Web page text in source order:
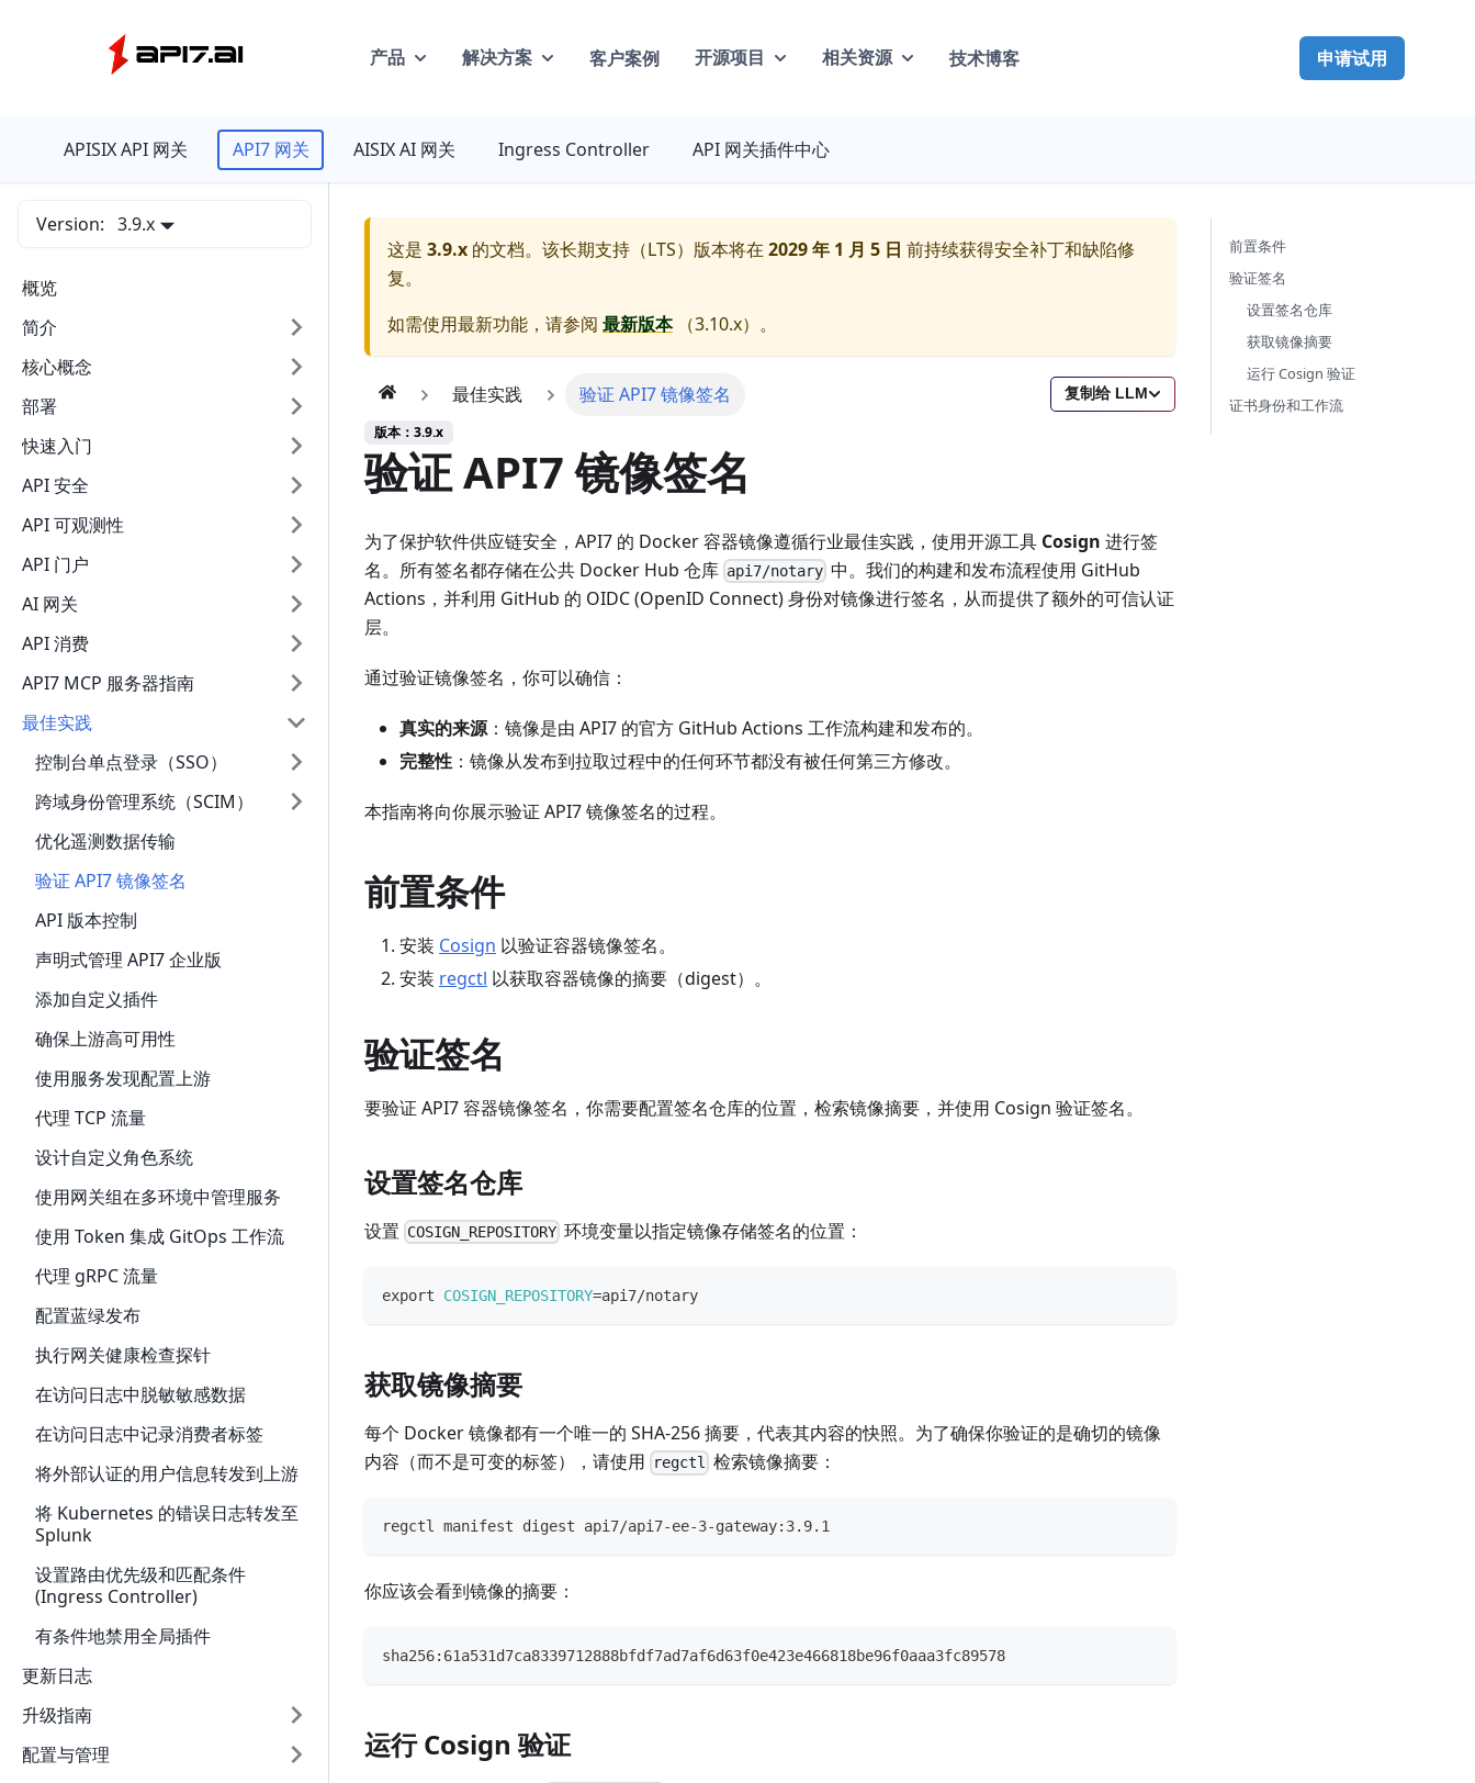
产品 解决方案 客户案例 开源项目 相关资源 技术博客 申请试用
APISIX API 网关 API7 网关 AISIX AI 网关 Ingress Controller API 网关插件中心
Version: 3.9.x
概览
简介
核心概念
部署
快速入门
API 安全
API 可观测性
API 门户
AI 网关
API 消费
API7 MCP 服务器指南
最佳实践
控制台单点登录（SSO）
跨域身份管理系统（SCIM）
优化遥测数据传输
验证 API7 镜像签名
API 版本控制
声明式管理 API7 企业版
添加自定义插件
确保上游高可用性
使用服务发现配置上游
代理 TCP 流量
设计自定义角色系统
使用网关组在多环境中管理服务
使用 Token 集成 GitOps 工作流
代理 gRPC 流量
配置蓝绿发布
执行网关健康检查探针
在访问日志中脱敏敏感数据
在访问日志中记录消费者标签
将外部认证的用户信息转发到上游
将 Kubernetes 的错误日志转发至
Splunk
设置路由优先级和匹配条件
(Ingress Controller)
有条件地禁用全局插件
更新日志
升级指南
配置与管理
这是 3.9.x 的文档。该长期支持（LTS）版本将在 2029 年 1 月 5 日 前持续获得安全补丁和缺陷修
复。
如需使用最新功能，请参阅 最新版本 （3.10.x）。
最佳实践 验证 API7 镜像签名 复制给 LLM
版本：3.9.x
验证 API7 镜像签名
为了保护软件供应链安全，API7 的 Docker 容器镜像遵循行业最佳实践，使用开源工具 Cosign 进行签
名。所有签名都存储在公共 Docker Hub 仓库 api7/notary 中。我们的构建和发布流程使用 GitHub
Actions，并利用 GitHub 的 OIDC (OpenID Connect) 身份对镜像进行签名，从而提供了额外的可信认证
层。
通过验证镜像签名，你可以确信：
真实的来源：镜像是由 API7 的官方 GitHub Actions 工作流构建和发布的。
完整性 ：镜像从发布到拉取过程中的任何环节都没有被任何第三方修改。
本指南将向你展示验证 API7 镜像签名的过程。
前置条件
安装 Cosign 以验证容器镜像签名。
安装 regctl 以获取容器镜像的摘要（digest）。
验证签名
要验证 API7 容器镜像签名，你需要配置签名仓库的位置，检索镜像摘要，并使用 Cosign 验证签名。
设置签名仓库
设置 COSIGN_REPOSITORY 环境变量以指定镜像存储签名的位置：
export COSIGN_REPOSITORY=api7/notary
获取镜像摘要
每个 Docker 镜像都有一个唯一的 SHA-256 摘要，代表其内容的快照。为了确保你验证的是确切的镜像
内容（而不是可变的标签），请使用
regctl 检索镜像摘要：
regctl manifest digest api7/api7-ee-3-gateway:3.9.1
你应该会看到镜像的摘要：
sha256:61a531d7ca8339712888bfdf7ad7af6d63f0e423e466818be96f0aaa3fc89578
运行 Cosign 验证
前置条件
验证签名
设置签名仓库
获取镜像摘要
运行 Cosign 验证
证书身份和工作流